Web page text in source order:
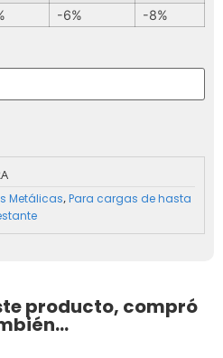
-6% -8%
Metálicas,Para cargas de hasta
producto, compró